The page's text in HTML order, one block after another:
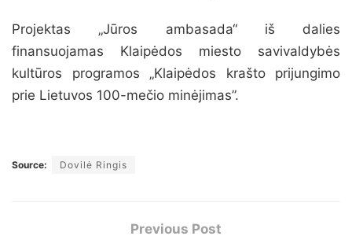
Projektas „Jūros ambasada“ iš dalies
finansuojamas Klaipėdos miesto savivaldybės
kultūros programos „Klaipėdos krašto prijungimo
prie Lietuvos 100-mečio minėjimas”.
Source: Dovilė Ringis
Previous Post